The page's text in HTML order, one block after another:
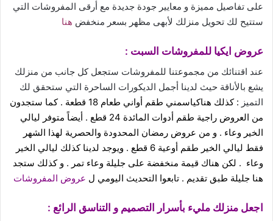
على تفاصيل مميزة و معايير جودة جديدة مع أرقى المفروشات التي
ستتيح لك تحويل منزلك لأبهى مظهر بسعر منخفض هنا
عروض ايكيا للمفروشات السبت :
عند اقتنائك من مجموعتنا للمفروشات ستجعل كل جانب من منزلك
يشع بالأناقة حيث لدينا أجمل الديكورات الساحرة التي ستحقق لك
التميز
: كذلك هناكياسمني طقم أواني طعام 18 قطعة . كما ستجدون
من العروض راجية طقم أدوات المائدة 24 قطع
. أيضاً متوفر ليالي
الخير وعاء . و من عروض رمضان المحدودة والحصرية لهذا الشهر
فقط ليالي الخير طقم أوعية 6 قطع . ويوجد لدينا كذلك ليالي الخير
وعاء . لكن هناك قيمة منخفضة على جليلة وعاء تمر . و كذلك ستجد
هنا جليلة طبق تقديم . تابعوا التحديث اليومي ل عروض المفروشات
اجعل منزلك مليء بأسرار التصميم و التناسق الرائع :